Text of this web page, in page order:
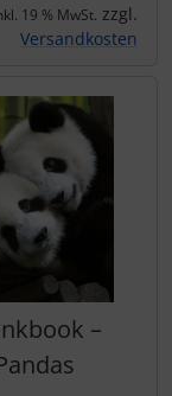
19 % MwSt. zzgl.
Versandkosten
–